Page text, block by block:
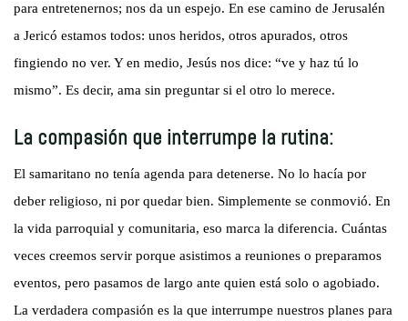
para entretenernos; nos da un espejo. En ese camino de Jerusalén
a Jericó estamos todos: unos heridos, otros apurados, otros
fingiendo no ver. Y en medio, Jesús nos dice: “ve y haz tú lo
mismo”. Es decir, ama sin preguntar si el otro lo merece.
La compasión que interrumpe la rutina:
El samaritano no tenía agenda para detenerse. No lo hacía por
deber religioso, ni por quedar bien. Simplemente se conmovió. En
la vida parroquial y comunitaria, eso marca la diferencia. Cuántas
veces creemos servir porque asistimos a reuniones o preparamos
eventos, pero pasamos de largo ante quien está solo o agobiado.
La verdadera compasión es la que interrumpe nuestros planes para